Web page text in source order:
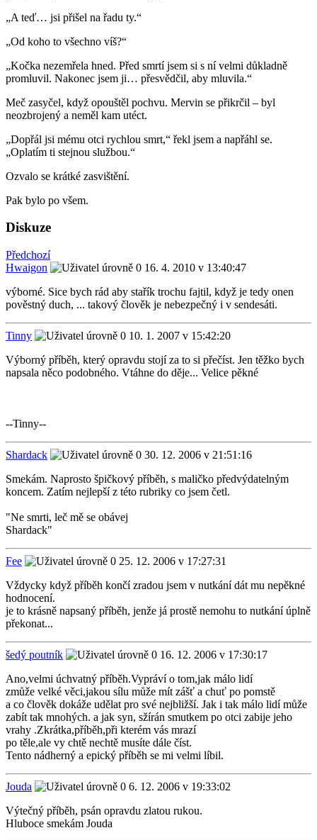
„A teď… jsi přišel na řadu ty.“
„Od koho to všechno víš?“
„Kočka nezemřela hned. Před smrtí jsem si s ní velmi důkladně
promluvil. Nakonec jsem ji… přesvědčil, aby mluvila.“
Meč zasyčel, když opouštěl pochvu. Mervin se přikrčil – byl
neozbrojený a neměl kam utéct.
„Dopřál jsi mému otci rychlou smrt,“ řekl jsem a napřáhl se.
„Oplatím ti stejnou službou.“
Ozvalo se krátké zasvištění.
Pak bylo po všem.
Diskuze
Předchozí
Hwaigon
16. 4. 2010 v 13:40:47
výborné. Sice bych rád aby stařík trochu fajtil, když je tedy onen
pověstný duch, ... takový člověk je nebezpečný i v sendesáti.
Tinny
10. 1. 2007 v 15:42:20
Výborný příběh, který opravdu stojí za to si přečíst. Jen těžko bych
napsala něco podobného. Vtáhne do děje... Velice pěkné
--Tinny--
Shardack
30. 12. 2006 v 21:51:16
Smekám. Naprosto špičkový příběh, s maličko předvýdatelným
koncem. Zatím nejlepší z této rubriky co jsem četl.
"Ne smrti, leč mě se obávej
Shardack"
Fee
25. 12. 2006 v 17:27:31
Vždycky když příběh končí zradou jsem v nutkání dát mu nepěkné
hodnocení.
je to krásně napsaný příběh, jenže já prostě nemohu to nutkání úplně
překonat...
šedý poutník
16. 12. 2006 v 17:30:17
Ano,velmi úchvatný příběh.Vypráví o tom,jak málo lidí
zmůže velké věci,jakou sílu může mít zášť a chuť po pomstě
a co člověk dokáže udělat pro své nejbližší. Jak i tak málo lidí může
zabít tak mnohých. a jak syn, sžírán smutkem po otci zabije jeho
vrahy .Zkrátka,příběh,při kterém vás mrazí
po těle,ale vy chtě nechtě musíte dále číst.
Tento nádherný a epický příběh se mi velmi líbil.
Jouda
6. 12. 2006 v 19:33:02
Výtečný příběh, psán opravdu zlatou rukou.
Hluboce smekám Jouda